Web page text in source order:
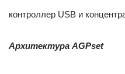
контроллер USB и
Архитектура AGPset